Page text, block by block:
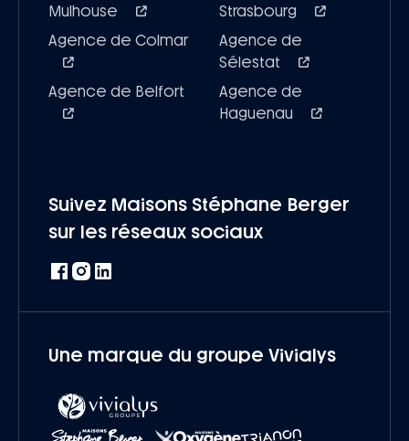
Mulhouse
Strasbourg
Agence de Colmar
Agence de
Sélestat
Agence de Belfort
Agence de
Haguenau
Suivez Maisons Stéphane Berger
sur les réseaux sociaux
Une marque du groupe Vivialys